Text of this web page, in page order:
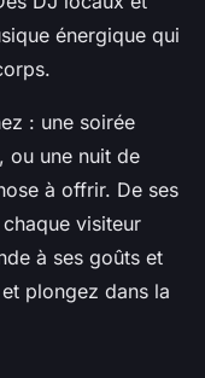
énergique qui
: une soirée
ou une nuit de
à offrir. De ses
visiteur
à ses goûts et
plongez dans la